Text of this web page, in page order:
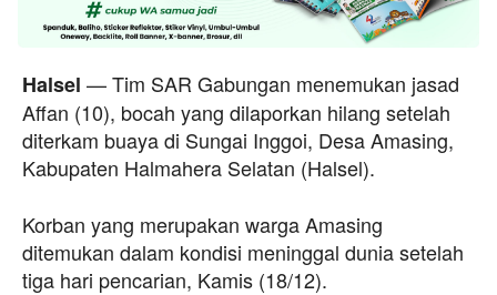
Halsel — Tim SAR Gabungan menemukan jasad
Affan (10), bocah yang dilaporkan hilang setelah
diterkam buaya di Sungai Inggoi, Desa Amasing,
Kabupaten Halmahera Selatan (Halsel).
Korban yang merupakan warga Amasing
ditemukan dalam kondisi meninggal dunia setelah
tiga hari pencarian, Kamis (18/12).